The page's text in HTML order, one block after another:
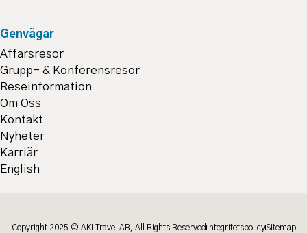
Genvägar
Affärsresor
Grupp- & Konferensresor
Reseinformation
Om Oss
Kontakt
Nyheter
Karriär
English
Copyright 2025 © AKI Travel AB, All Rights Reserved IntegritetspolicySitemap